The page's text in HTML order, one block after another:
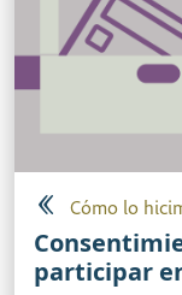
Cómo lo
participar